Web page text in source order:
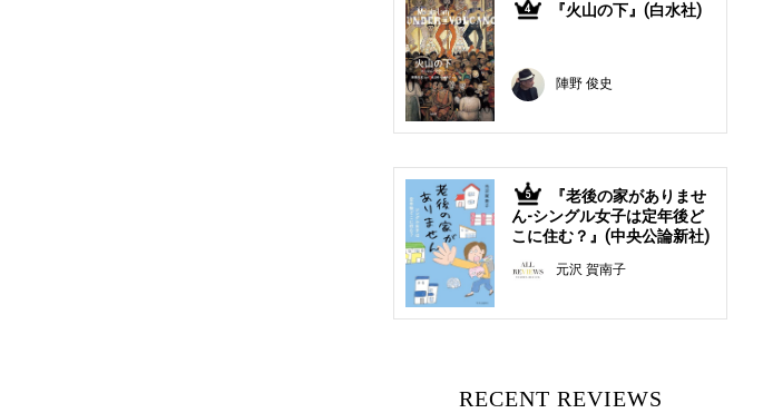
4 『火山の下』(白水社)
陣野 俊史
5
『老後の家がありませ
ん-シングル女子は定年後ど
こに住む？』(中央公論新社)
元沢 賀南子
RECENT REVIEWS